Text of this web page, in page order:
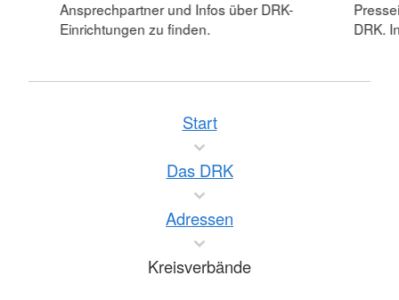
Ansprechpartner und Infos über DRK-
Einrichtungen zu finden.
DRK.
Start
Das DRK
Adressen
Kreisverbände